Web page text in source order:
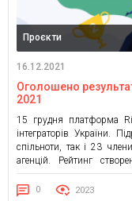
Проєкти
16.12.2021
Оголошено
2021
15 грудня платформа
інтеграторів України.
спільноти, так і 23
агенцій. Рейтинг
компаніям розібратися
якісно впровадити у
0 2023